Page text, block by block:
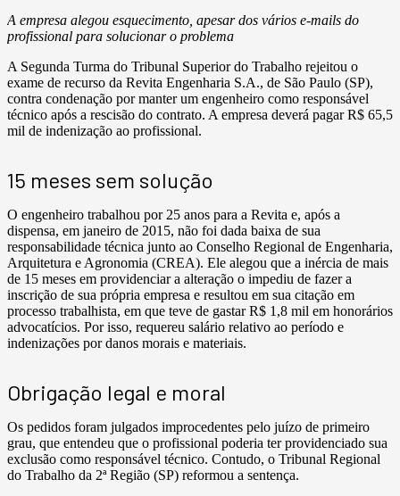
A empresa alegou esquecimento, apesar dos vários e-mails do
profissional para solucionar o problema
A Segunda Turma do Tribunal Superior do Trabalho rejeitou o
exame de recurso da Revita Engenharia S.A., de São Paulo (SP),
contra condenação por manter um engenheiro como responsável
técnico após a rescisão do contrato. A empresa deverá pagar R$ 65,5
mil de indenização ao profissional.
15 meses sem solução
O engenheiro trabalhou por 25 anos para a Revita e, após a
dispensa, em janeiro de 2015, não foi dada baixa de sua
responsabilidade técnica junto ao Conselho Regional de Engenharia,
Arquitetura e Agronomia (CREA). Ele alegou que a inércia de mais
de 15 meses em providenciar a alteração o impediu de fazer a
inscrição de sua própria empresa e resultou em sua citação em
processo trabalhista, em que teve de gastar R$ 1,8 mil em honorários
advocatícios. Por isso, requereu salário relativo ao período e
indenizações por danos morais e materiais.
Obrigação legal e moral
Os pedidos foram julgados improcedentes pelo juízo de primeiro
grau, que entendeu que o profissional poderia ter providenciado sua
exclusão como responsável técnico. Contudo, o Tribunal Regional
do Trabalho da 2ª Região (SP) reformou a sentença.